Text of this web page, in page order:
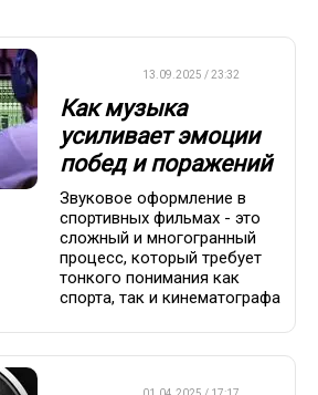
13.09.2025 / 23:32
Как музыка
усиливает эмоции
побед и поражений
Звуковое оформление в
спортивных фильмах - это
сложный и многогранный
процесс, который требует
тонкого понимания как
спорта, так и кинематографа